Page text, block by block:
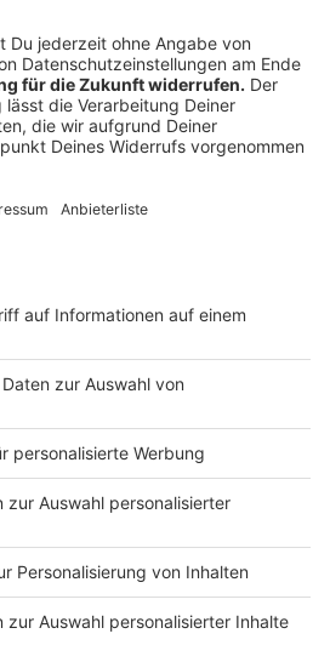
für eineinhalb Spielzeiten
dass alle Seiten von der
wollten wir gerne nochmal
gesucht. Joshua bringt
Fähigkeiten mit und
um sich zu einem sehr
zu entwickeln. Wir freuen
talentierter, deutscher
Fortuna gehen will.“
„Ich freue mich, dass ich
der Fortuna bin. Düsseldorf ist
Der Verein hat sehr
und ich selbst bin auch sehr
hier eine gute Möglichkeit, um